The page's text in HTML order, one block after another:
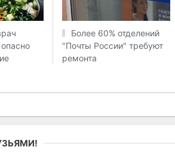
Более 60% отделений
"Почты России" требуют
ремонта